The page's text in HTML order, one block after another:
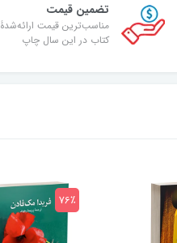
تضمین قیمت
مناسب‌ترین قیمت ارائه‌شدۀ
کتاب در این سال چاپ
76٪